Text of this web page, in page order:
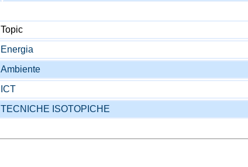
Topic
Energia
Ambiente
ICT
TECNICHE ISOTOPICHE